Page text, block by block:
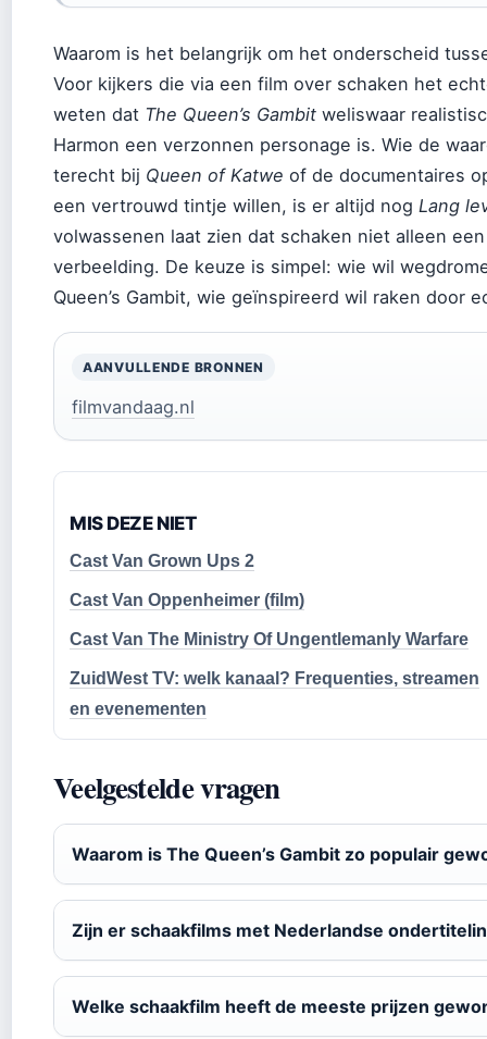
Waarom is het belangrijk om het onderscheid
Voor kijkers die via een film over schaken het
weten dat The Queen’s Gambit weliswaar
Harmon een verzonnen personage is. Wie de
terecht bij Queen of Katwe of de documentaires
een vertrouwd tintje willen, is er altijd nog Lang
volwassenen laat zien dat schaken niet alleen
verbeelding. De keuze is simpel: wie wil
Queen’s Gambit, wie geïnspireerd wil raken door
AANVULLENDE BRONNEN
filmvandaag.nl
MIS DEZE NIET
Cast Van Grown Ups 2
Cast Van Oppenheimer (film)
Cast Van The Ministry Of Ungentlemanly Warfare
ZuidWest TV: welk kanaal? Frequenties, streamen
en evenementen
Veelgestelde vragen
Waarom is The Queen’s Gambit zo populair
Zijn er schaakfilms met Nederlandse
Welke schaakfilm heeft de meeste prijzen